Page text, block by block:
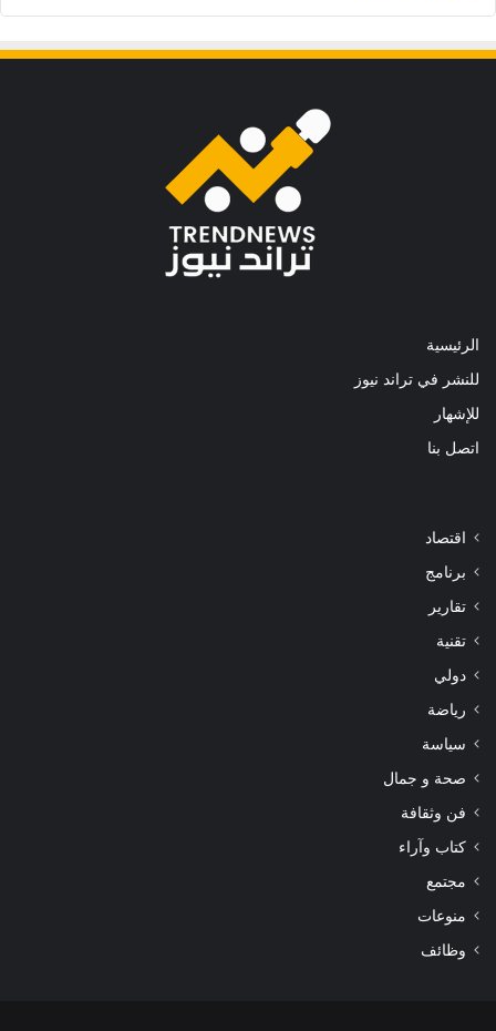
الرئيسية
للنشر في تراند نيوز
للإشهار
اتصل بنا
اقتصاد
برنامج
تقارير
تقنية
دولي
رياضة
سياسة
صحة و جمال
فن وثقافة
كتاب وآراء
مجتمع
منوعات
وظائف